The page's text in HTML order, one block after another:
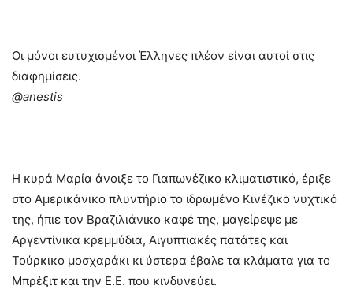
Οι μόνοι ευτυχισμένοι Έλληνες πλέον είναι αυτοί στις
διαφημίσεις.
‏@anestis
Η κυρά Μαρία άνοιξε το Γιαπωνέζικο κλιματιστικό, έριξε
στο Αμερικάνικο πλυντήριο το ιδρωμένο Κινέζικο νυχτικό
της, ήπιε τον Βραζιλιάνικο καφέ της, μαγείρεψε με
Αργεντίνικα κρεμμύδια, Αιγυπτιακές πατάτες και
Τούρκικο μοσχαράκι κι ύστερα έβαλε τα κλάματα για το
Μπρέξιτ και την Ε.Ε. που κινδυνεύει.